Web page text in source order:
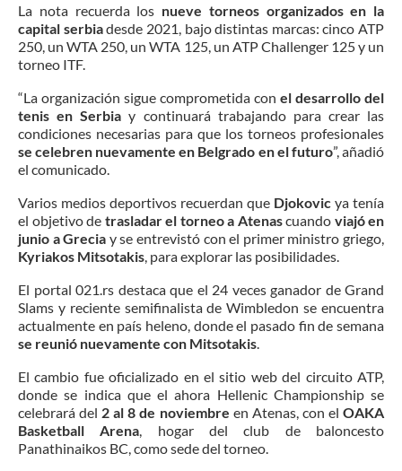
La nota recuerda los nueve torneos organizados en la
capital serbiadesde 2021, bajo distintas marcas: cinco ATP
250, un WTA 250, un WTA 125, un ATP Challenger 125 y un
torneo ITF.
“La organización sigue comprometida con el desarrollo del
tenis en Serbia y continuará trabajando para crear las
condiciones necesarias para que los torneos profesionales
se celebren nuevamente en Belgrado en el futuro”, añadió
el comunicado.
Varios medios deportivos recuerdan que Djokovic ya tenía
el objetivo de trasladar el torneo a Atenascuando viajó en
junio a Grecia y se entrevistó con el primer ministro griego,
Kyriakos Mitsotakis , para explorar las posibilidades.
El portal 021.rs destaca que el 24 veces ganador de Grand
Slams y reciente semifinalista de Wimbledon se encuentra
actualmente en país heleno, donde el pasado fin de semana
se reunió nuevamente con Mitsotakis
El cambio fue oficializado en el sitio web del circuito ATP,
donde se indica que el ahora Hellenic Championship se
celebrará del 2 al 8 de noviembre en Atenas, con elOAKA
Basketball Arena , hogar del club de baloncesto
Panathinaikos BC, como sede del torneo.